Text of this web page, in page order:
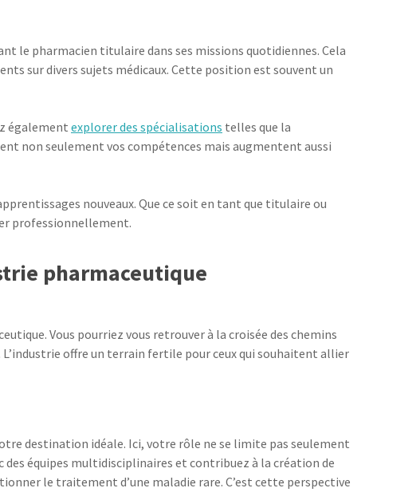
le pharmacien titulaire dans ses missions quotidiennes. Cela
sur divers sujets médicaux. Cette position est souvent un
également explorer des spécialisations telles que la
non seulement vos compétences mais augmentent aussi
nouveaux. Que ce soit en tant que titulaire ou
professionnellement.
pharmaceutique
Vous pourriez vous retrouver à la croisée des chemins
offre un terrain fertile pour ceux qui souhaitent allier
destination idéale. Ici, votre rôle ne se limite pas seulement
équipes multidisciplinaires et contribuez à la création de
le traitement d’une maladie rare. C’est cette perspective